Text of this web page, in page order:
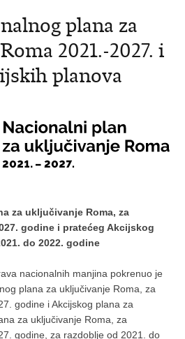
plana za
2021.-2027. i
planova
za uključivanje Roma, za
godine i pratećeg Akcijskog
do 2022. godine
nacionalnih manjina pokrenuo je
plana za uključivanje Roma, za
godine i Akcijskog plana za
za uključivanje Roma, za
godine, za razdoblje od 2021. do